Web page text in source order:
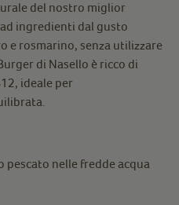
del nostro miglior
ingredienti dal gusto
e rosmarino, senza utilizzare
di Nasello è ricco di
ideale per
pescato nelle fredde acqua